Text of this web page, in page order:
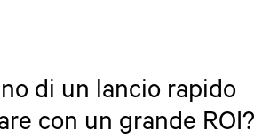
di un lancio rapido
con un grande ROI?